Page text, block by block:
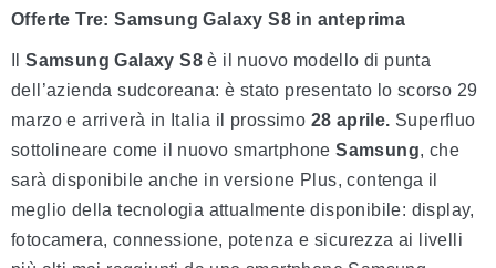
Offerte Tre: Samsung Galaxy S8 in anteprima
IlSamsung Galaxy S8 è il nuovo modello di punta
dell’azienda sudcoreana: è stato presentato lo scorso 29
marzo e arriverà in Italia il prossimo 28 aprile. Superfluo
sottolineare come il nuovo smartphoneSamsung, che
sarà disponibile anche in versione Plus, contenga il
meglio della tecnologia attualmente disponibile: display,
fotocamera, connessione, potenza e sicurezza ai livelli